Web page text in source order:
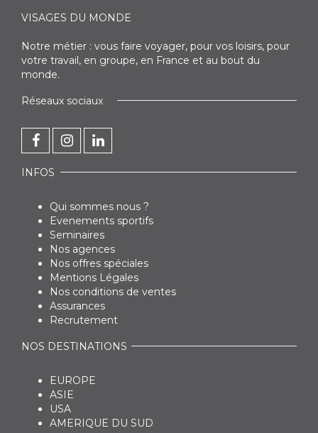
VISAGES DU MONDE
Notre métier : vous faire voyager, pour vos loisirs, pour
votre travail, en groupe, en France et au bout du
monde.
Réseaux sociaux
INFOS
Qui sommes nous ?
Evenements sportifs
Seminaires
Nos agences
Nos offres spéciales
Mentions Légales
Nos conditions de ventes
Assurances
Recrutement
NOS DESTINATIONS
EUROPE
ASIE
USA
AMERIQUE DU SUD